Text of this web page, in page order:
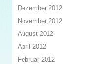
Dezember 2012
November 2012
August 2012
April 2012
Februar 2012